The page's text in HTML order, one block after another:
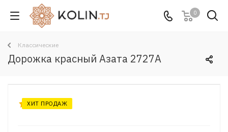
0
Классические
Дорожка красный Азата 2727A
ХИТ ПРОДАЖ